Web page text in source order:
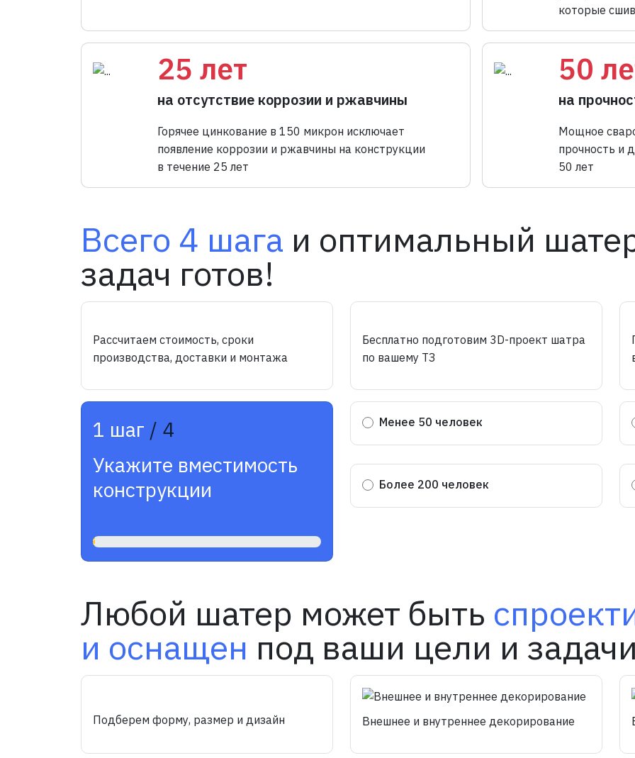
которые
25 лет
на отсутствие коррозии и ржавчины
Горячее цинкование в 150 микрон исключает
появление коррозии и ржавчины на конструкции
в течение 25 лет
50
на
Мощное
прочность и
50 лет
Всего 4 шага и оптимальный
задач готов!
Рассчитаем стоимость, сроки
производства, доставки и монтажа
Бесплатно подготовим 3D-проект шатра
по вашему ТЗ
1 шаг / 4
Укажите вместимость
конструкции
1%
Менее 50 человек
Более 200 человек
Любой шатер может быть
и оснащен под ваши цели и
Подберем форму, размер и дизайн Внешнее и внутреннее декорирование